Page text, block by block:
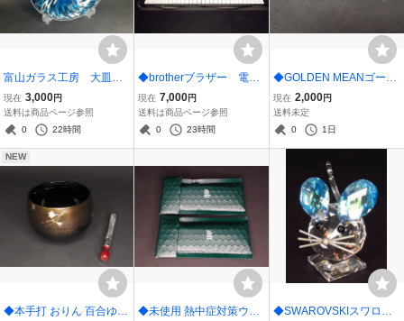
富山ガラス工房 大皿
越碧 コシノアオ
現在 3,000円
送料は商品ページ参照
0
22時間
◆brotherブラザー 電子
オルガン GX-151 AUTO E
MILLIONオートエミリオ
ン
現在 7,000円
送料は商品ページ参照
0
23時間
◆GOLDEN MEANゴール
デンミーン SABEL DANC
Eシーボールダンス ジギ
ングロッドSABEL DANC
キャスティングモデル
現在 2,000円
送料未定
0
1日
NEW
◆本手打 おりん 百合ゆり
◆未使用 熱中症対策ウオ
◆SWAROVSKIスワロフ